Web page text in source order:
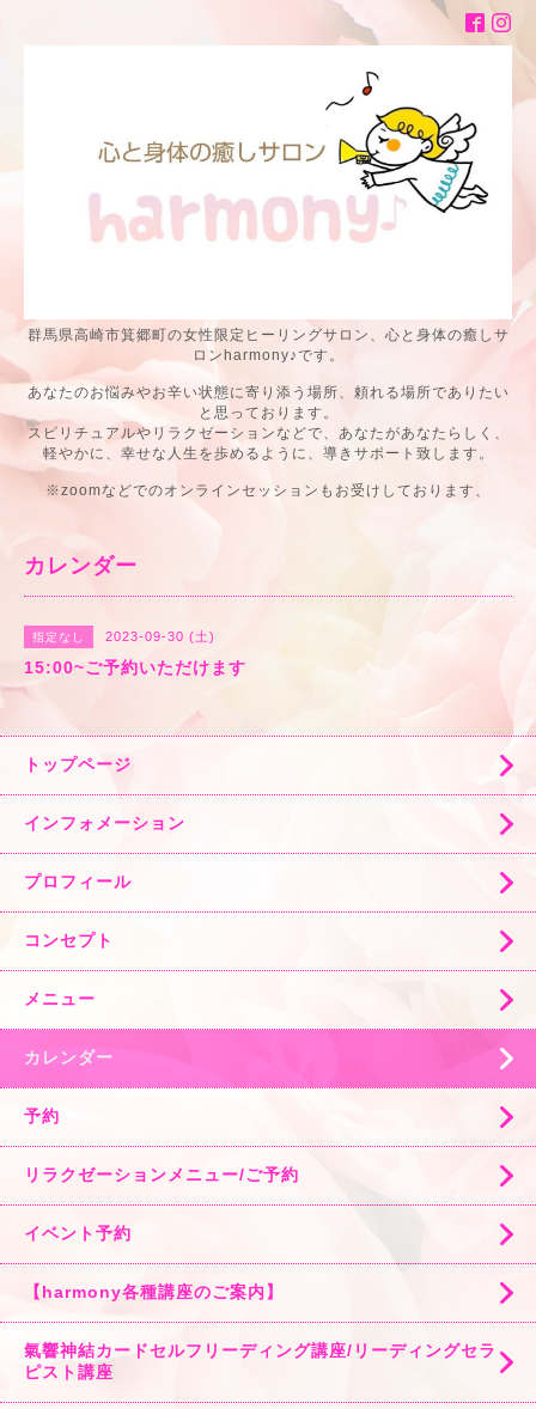
群馬県高崎市箕郷町の女性限定ヒーリングサロン、心と身体の癒しサ
ロンharmony♪です。
あなたのお悩みやお辛い状態に寄り添う場所、頼れる場所でありたい
と思っております。
スピリチュアルやリラクゼーションなどで、あなたがあなたらしく、
軽やかに、幸せな人生を歩めるように、導きサポート致します。
※zoomなどでのオンラインセッションもお受けしております、
カレンダー
指定なし 2023-09-30 (土)
15:00~ご予約いただけます
トップページ
インフォメーション
プロフィール
コンセプト
メニュー
カレンダー
予約
リラクゼーションメニュー/ご予約
イベント予約
【harmony各種講座のご案内】
氣響神結カードセルフリーディング講座/リーディングセラ
ピスト講座